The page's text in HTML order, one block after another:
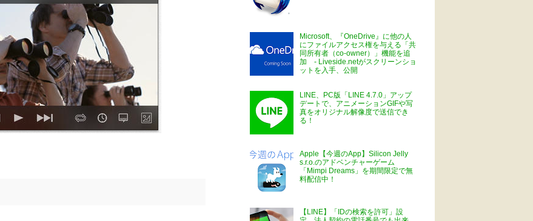
Microsoft、『OneDrive』に他の人
にファイルアクセス権を与える「共
同所有者（co-owner）」機能を追
加 - Liveside.netがスクリーンショ
ットを入手、公開
LINE、PC版「LINE 4.7.0」アップ
デートで、アニメーションGIFや写
真をオリジナル解像度で送信でき
る！
Apple【今週のApp】Silicon Jelly
s.r.o.のアドベンチャーゲーム
「Mimpi Dreams」を期間限定で無
料配信中！
【LINE】「IDの検索を許可」設